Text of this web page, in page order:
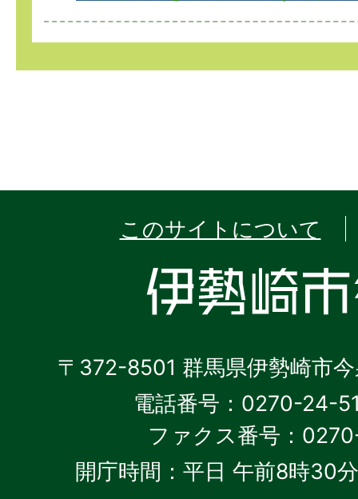
このサイトについて
〒372-8501 群馬県伊勢崎市
電話番号：0270-24-
ファクス番号：
開庁時間：平日 午前8時30